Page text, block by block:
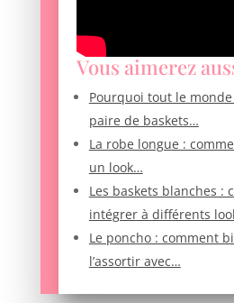
Vous aimerez
Pourquoi tout le
paire de baskets…
La robe longue :
un look…
Les baskets blanches :
intégrer à différents
Le poncho : comment
l’assortir avec…